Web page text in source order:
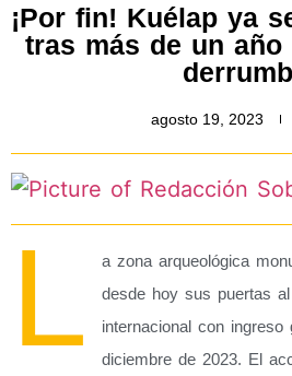
¡Por fin! Kuélap ya
tras más de un
agosto 19, 2023
L
a zona arqueológica
desde hoy sus puertas
internacional con
diciembre de 2023. El